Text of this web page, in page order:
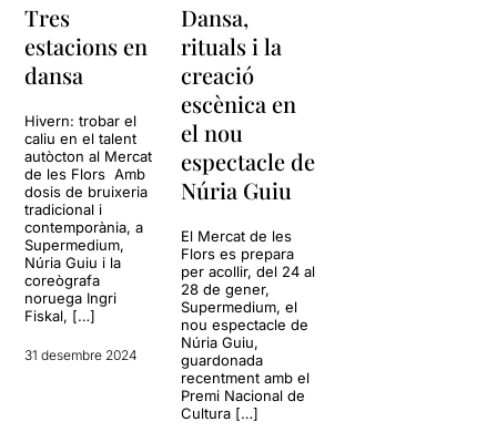
Tres
estacions en
dansa
Hivern: trobar el
caliu en el talent
autòcton al Mercat
de les Flors Amb
dosis de bruixeria
tradicional i
contemporània, a
Supermedium,
Núria Guiu i la
coreògrafa
noruega Ingri
Fiskal, […]
31 desembre 2024
Dansa,
rituals i la
creació
escènica en
el nou
espectacle de
Núria Guiu
El Mercat de les
Flors es prepara
per acollir, del 24 al
28 de gener,
Supermedium, el
nou espectacle de
Núria Guiu,
guardonada
recentment amb el
Premi Nacional de
Cultura […]